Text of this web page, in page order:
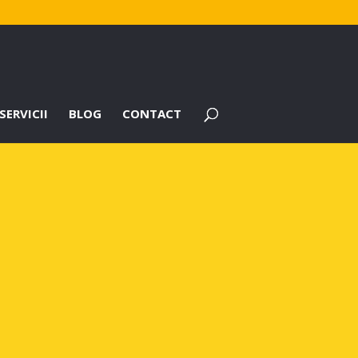
BLOG CONTACT